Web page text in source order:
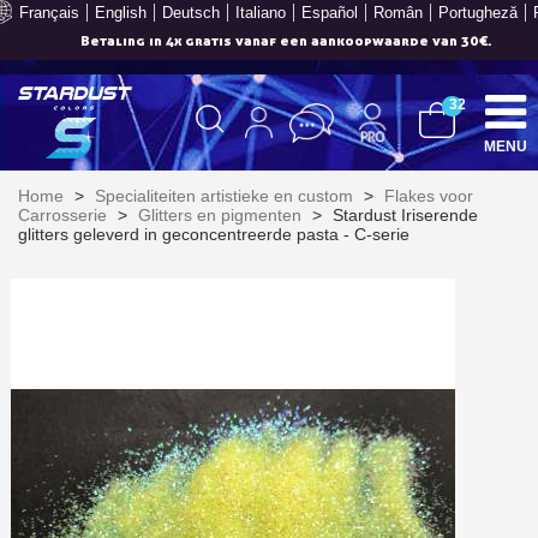
Français English Deutsch Italiano Español Român Portugheză
Je online offerte in minder dan 1 minuut
Betaling in 4x gratis vanaf een aankoopwaarde van 30€.
Je online offerte in minder dan 1 minuut
Deel je creaties en ontvang shopping vouchers
Verzamel loyaliteitspunten bij elke bestelling
32
MENU
Home > Specialiteiten artistieke en custom >
Flakes voor
Carrosserie
> Glitters en pigmenten > Stardust Iriserende
glitters geleverd in geconcentreerde pasta - C-serie